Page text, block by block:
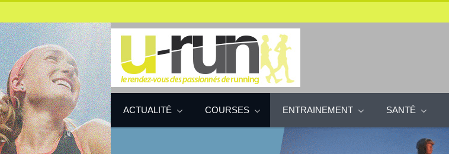
ACTUALITÉ COURSES ENTRAINEMENT SANTÉ